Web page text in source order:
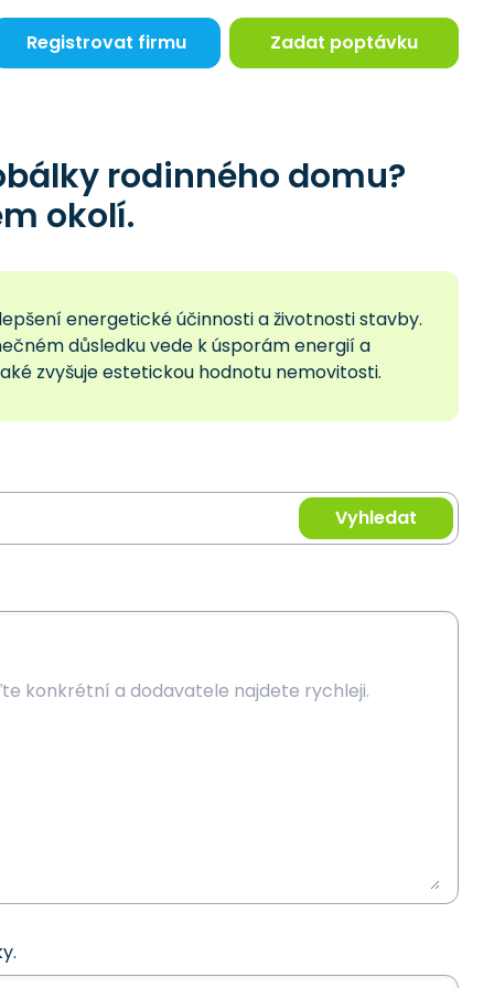
Registrovat firmu Zadat poptávku
rodinného domu?
okolí.
energetické účinnosti a životnosti stavby.
důsledku vede k úsporám energií a
zvyšuje estetickou hodnotu nemovitosti.
Vyhledat